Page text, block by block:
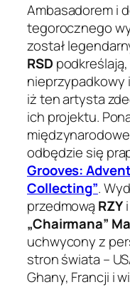
Ambasadorem i
tegorocznego
został
RSD
nieprzypadkowy
iż ten artysta
ich projektu.
odbędzie się
Grooves:
Collecting”.
przedmową RZYi
„Chairmana”
uchwycony z
stron świata –
Ghany, Francji i